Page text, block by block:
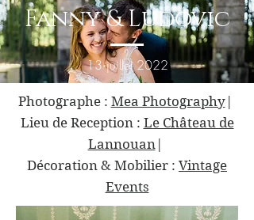
Fanny & Ludovic
13 juillet 2022
Photographe : Mea Photography|
Lieu de Reception : Le Château de
Lannouan|
Décoration & Mobilier : Vintage
Events